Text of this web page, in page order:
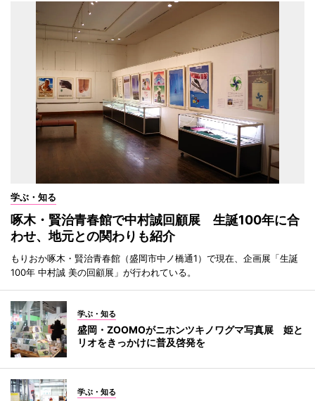
学ぶ・知る
啄木・賢治青春館で中村誠回顧展 生誕100年に合
わせ、地元との関わりも紹介
もりおか啄木・賢治青春館（盛岡市中ノ橋通1）で現在、企画展「生誕
100年 中村誠 美の回顧展」が行われている。
学ぶ・知る
盛岡・ZOOMOがニホンツキノワグマ写真展 姫と
リオをきっかけに普及啓発を
学ぶ・知る